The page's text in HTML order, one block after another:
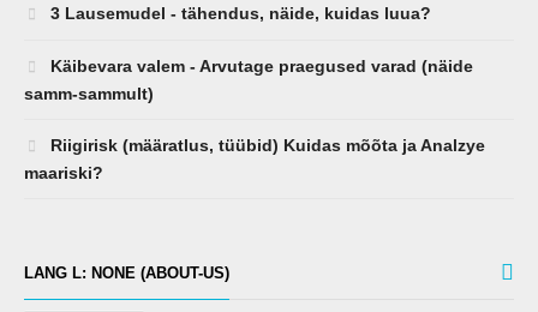
3 Lausemudel - tähendus, näide, kuidas luua?
Käibevara valem - Arvutage praegused varad (näide
samm-sammult)
Riigirisk (määratlus, tüübid) Kuidas mõõta ja Analzye
maariski?
LANG L: NONE (ABOUT-US)